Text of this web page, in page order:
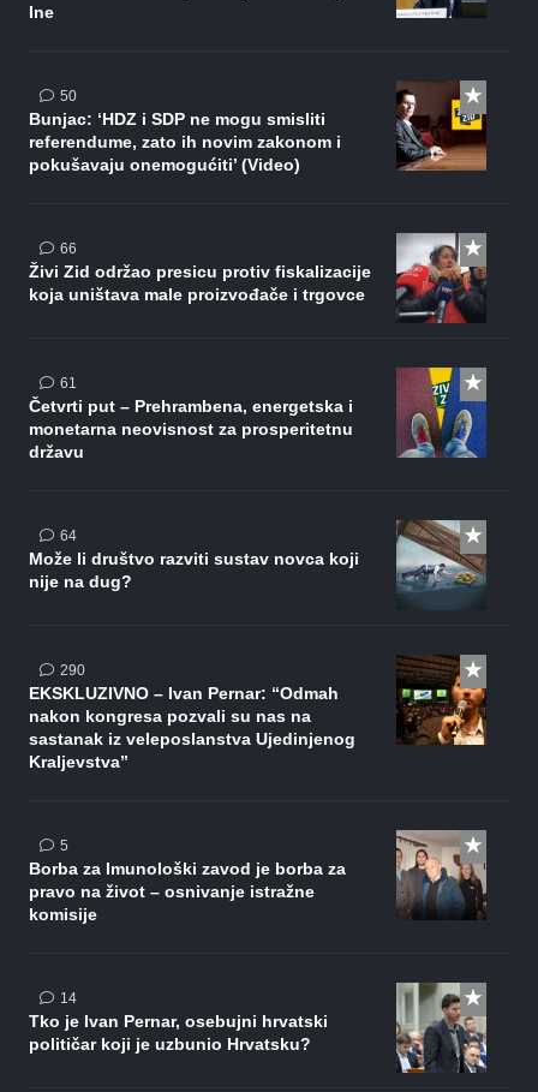
Ine
50komentara
Bunjac: ‘HDZ i SDP ne mogu smisliti
referendume, zato ih novim zakonom i
pokušavaju onemogućiti’ (Video)
66komentara
Živi Zid održao presicu protiv fiskalizacije
koja uništava male proizvođače i trgovce
61
Četvrti put – Prehrambena, energetska i
monetarna neovisnost za prosperitetnu
državu
64komentara
Može li društvo razviti sustav novca koji
nije na dug?
290komentara
EKSKLUZIVNO – Ivan Pernar: “Odmah
nakon kongresa pozvali su nas na
sastanak iz veleposlanstva Ujedinjenog
Kraljevstva”
5komentara
Borba za Imunološki zavod je borba za
pravo na život – osnivanje istražne
komisije
14komentara
Tko je Ivan Pernar, osebujni hrvatski
političar koji je uzbunio Hrvatsku?